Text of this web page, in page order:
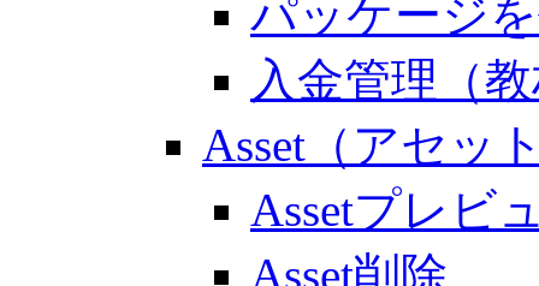
パッケージ
入金管理（
Asset（アセッ
Assetプレビ
Asset削除